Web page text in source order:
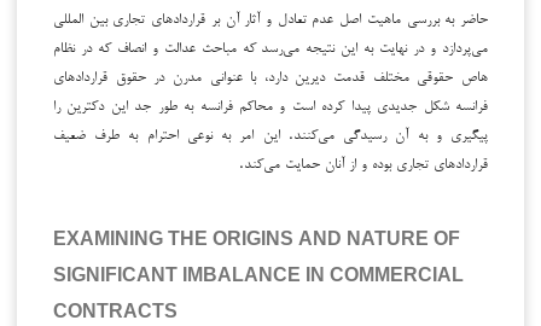
حاضر به بررسی ماهیت اصل عدم تعادل و آثار آن بر قراردادهای تجاری بین المللی
می‌پردازد و در نهایت به این نتیجه می‌رسد که مباحث عدالت و انصاف که در نظام
هاص حقوقی مختلف قدمت دیرین دارد، با عنوانی مدرن در حقوق قراردادهای
فرانسه شکل جدیدی پیدا کرده است و محاکم فرانسه به طور جد این دکترین را
پیگیری و به آن رسیدگی می‌کنند. این امر به نوعی احترام به طرف ضعیف
قراردادهای تجاری بوده و از آنان حمایت می‌کند.
EXAMINING THE ORIGINS AND NATURE OF
SIGNIFICANT IMBALANCE IN COMMERCIAL
CONTRACTS